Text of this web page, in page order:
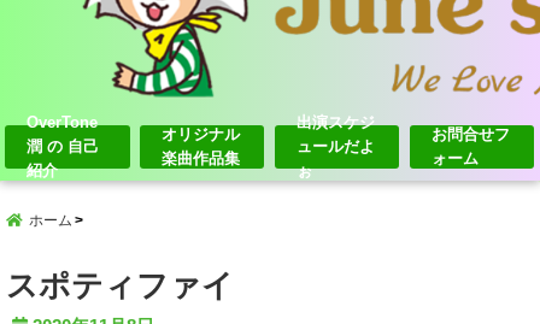
OverTone
潤 の 自己
紹介
オリジナル
楽曲作品集
出演スケジ
ュールだよ
ぉ
お問合せフ
ォーム
ホーム
スポティファイ